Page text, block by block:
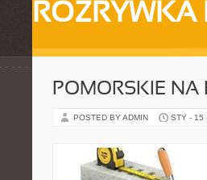
POMORSKIE
POSTED BY ADMIN STY - 15